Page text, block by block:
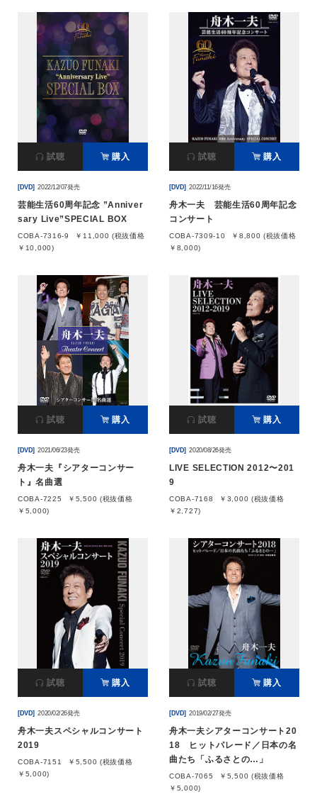
試聴 購入
[DVD] 2022/12/07発売
芸能生活60周年記念 ”Anniver
sary Live”SPECIAL BOX
COBA-7316-9
￥11,000 (税抜価格
￥10,000)
試聴 購入
[DVD] 2022/11/16発売
舟木一夫 芸能生活60周年記念
コンサート
COBA-7309-10
￥8,800 (税抜価格
￥8,000)
試聴 購入
[DVD] 2021/06/23発売
舟木一夫『シアターコンサー
ト』名曲選
COBA-7225
￥5,500 (税抜価格
￥5,000)
試聴 購入
[DVD] 2020/08/26発売
LIVE SELECTION 2012〜201
9
COBA-7168
￥3,000 (税抜価格
￥2,727)
試聴 購入
[DVD] 2020/02/26発売
舟木一夫スペシャルコンサート
2019
COBA-7151
￥5,500 (税抜価格
￥5,000)
試聴 購入
[DVD] 2019/02/27発売
舟木一夫シアターコンサート20
18 ヒットパレード／日本の名
曲たち「ふるさとの…」
COBA-7065
￥5,500 (税抜価格
￥5,000)